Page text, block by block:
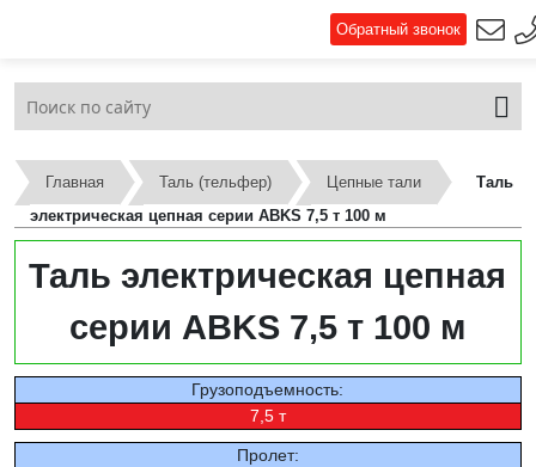
Обратный звонок
Главная Таль (тельфер) Цепные тали
Таль
электрическая цепная серии ABKS 7,5 т 100 м
Таль электрическая цепная
серии ABKS 7,5 т 100 м
Грузоподъемность:
7,5 т
Пролет: